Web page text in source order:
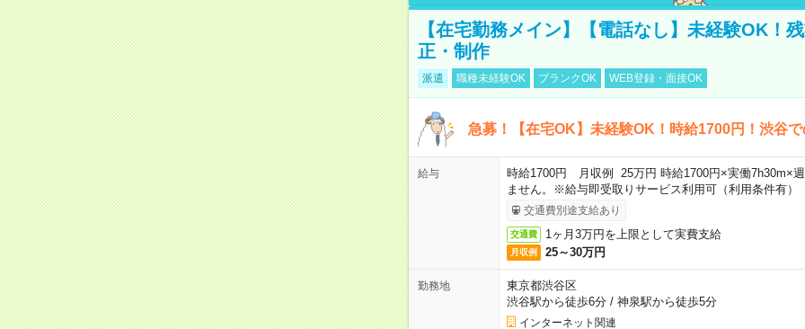
【在宅勤務メイン】【電話なし】未経験OK！
正・制作
派遣 職種未経験OK ブランクOK WEB登録・面接OK
急募！【在宅OK】未経験OK！時給1700円！渋谷
給与
時給1700円 月収例 25万円 時給1700円×実働7h30m×
ません。※給与即受取りサービス利用可（利用条件有）
交通費別途支給あり
交通費 1ヶ月3万円を上限として実費支給
月収例 25～30万円
勤務地
東京都渋谷区
渋谷駅から徒歩6分/ 神泉駅から徒歩5分
インターネット関連